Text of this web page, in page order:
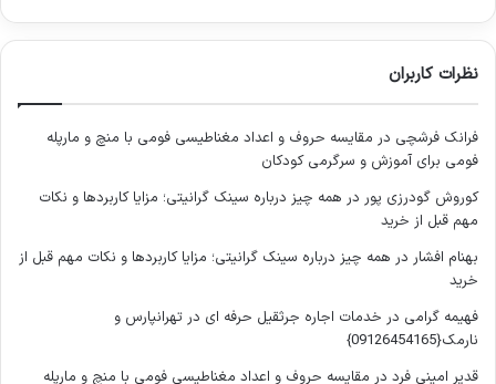
نظرات کاربران
فرانک فرشچی در مقایسه حروف و اعداد مغناطیسی فومی با منچ و مارپله
فومی برای آموزش و سرگرمی کودکان
کوروش گودرزی پور در همه چیز درباره سینک گرانیتی؛ مزایا کاربردها و نکات
مهم قبل از خرید
بهنام افشار در همه چیز درباره سینک گرانیتی؛ مزایا کاربردها و نکات مهم قبل از
خرید
فهیمه گرامی در خدمات اجاره جرثقیل حرفه ای در تهرانپارس و
نارمک{09126454165}
قدیر امینی فرد در مقایسه حروف و اعداد مغناطیسی فومی با منچ و مارپله